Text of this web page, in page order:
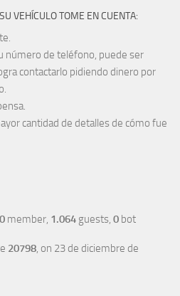
VEHÍCULO TOME EN CUENTA:
número de teléfono, puede ser
contactarlo pidiendo dinero por
cantidad de detalles de cómo fue
0 member, 1.064 guests, 0 bot
20798 , on 23 de diciembre de